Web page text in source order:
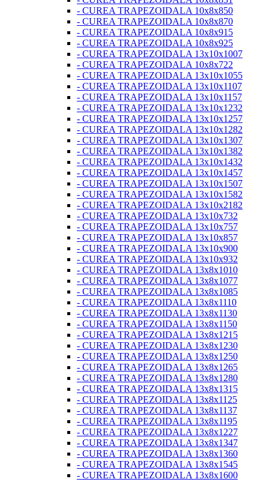
- CUREA TRAPEZOIDALA 10x8x850
- CUREA TRAPEZOIDALA 10x8x870
- CUREA TRAPEZOIDALA 10x8x915
- CUREA TRAPEZOIDALA 10x8x925
- CUREA TRAPEZOIDALA 13x10x1007
- CUREA TRAPEZOIDALA 10x8x722
- CUREA TRAPEZOIDALA 13x10x1055
- CUREA TRAPEZOIDALA 13x10x1107
- CUREA TRAPEZOIDALA 13x10x1157
- CUREA TRAPEZOIDALA 13x10x1232
- CUREA TRAPEZOIDALA 13x10x1257
- CUREA TRAPEZOIDALA 13x10x1282
- CUREA TRAPEZOIDALA 13x10x1307
- CUREA TRAPEZOIDALA 13x10x1382
- CUREA TRAPEZOIDALA 13x10x1432
- CUREA TRAPEZOIDALA 13x10x1457
- CUREA TRAPEZOIDALA 13x10x1507
- CUREA TRAPEZOIDALA 13x10x1582
- CUREA TRAPEZOIDALA 13x10x2182
- CUREA TRAPEZOIDALA 13x10x732
- CUREA TRAPEZOIDALA 13x10x757
- CUREA TRAPEZOIDALA 13x10x857
- CUREA TRAPEZOIDALA 13x10x900
- CUREA TRAPEZOIDALA 13x10x932
- CUREA TRAPEZOIDALA 13x8x1010
- CUREA TRAPEZOIDALA 13x8x1077
- CUREA TRAPEZOIDALA 13x8x1085
- CUREA TRAPEZOIDALA 13x8x1110
- CUREA TRAPEZOIDALA 13x8x1130
- CUREA TRAPEZOIDALA 13x8x1150
- CUREA TRAPEZOIDALA 13x8x1215
- CUREA TRAPEZOIDALA 13x8x1230
- CUREA TRAPEZOIDALA 13x8x1250
- CUREA TRAPEZOIDALA 13x8x1265
- CUREA TRAPEZOIDALA 13x8x1280
- CUREA TRAPEZOIDALA 13x8x1315
- CUREA TRAPEZOIDALA 13x8x1125
- CUREA TRAPEZOIDALA 13x8x1137
- CUREA TRAPEZOIDALA 13x8x1195
- CUREA TRAPEZOIDALA 13x8x1227
- CUREA TRAPEZOIDALA 13x8x1347
- CUREA TRAPEZOIDALA 13x8x1360
- CUREA TRAPEZOIDALA 13x8x1545
- CUREA TRAPEZOIDALA 13x8x1600